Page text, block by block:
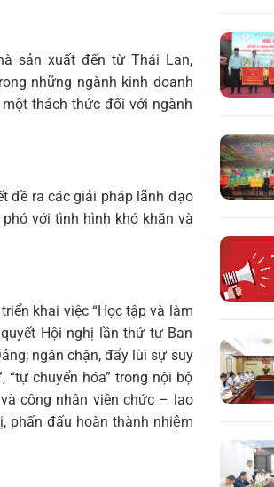
sản xuất đến từ Thái Lan,
những ngành kinh doanh
thách thức đối với ngành
đề ra các giải pháp lãnh đạo
với tình hình khó khăn và
khai việc “Học tập và làm
Hội nghị lần thứ tư Ban
ngăn chặn, đẩy lùi sự suy
chuyển hóa” trong nội bộ
công nhân viên chức – lao
phấn đấu hoàn thành nhiệm
Tìm
kiếm...